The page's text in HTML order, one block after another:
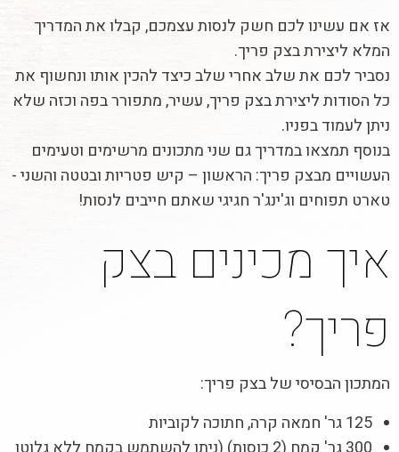
אז אם עשינו לכם חשק לנסות עצמכם, קבלו את המדריך
המלא ליצירת בצק פריך.
נסביר לכם את שלב אחרי שלב כיצד להכין אותו ונחשוף את
כל הסודות ליצירת בצק פריך, עשיר, מתפורר בפה וכזה שלא
ניתן לעמוד בפניו.
בנוסף תמצאו במדריך גם שני מתכונים מרשימים וטעימים
העשויים מבצק פריך: הראשון – קיש פטריות ובטטה והשני -
טארט תפוחים וג'ינג'ר חגיגי שאתם חייבים לנסות!
איך מכינים בצק
פריך?
המתכון הבסיסי של בצק פריך:
125 גר' חמאה קרה, חתוכה לקוביות